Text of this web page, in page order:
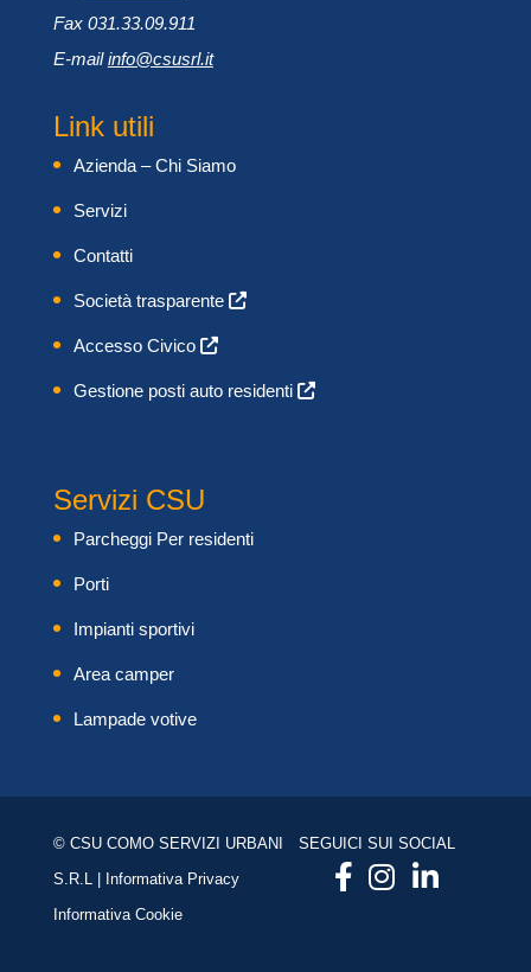
Fax 031.33.09.911
E-mailinfo@csusrl.it
Link utili
Azienda – Chi Siamo
Servizi
Contatti
Società trasparente
Accesso Civico
Gestione posti auto residenti
Servizi CSU
Parcheggi Per residenti
Porti
Impianti sportivi
Area camper
Lampade votive
© CSU COMO SERVIZI URBANI
S.R.L |
Informativa Privacy
Informativa Cookie
SEGUICI SUI SOCIAL